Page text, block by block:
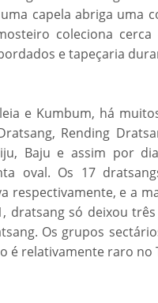
capela abriga uma
coleciona
e tapeçaria
e Kumbum, há
Rending
Baju e assim por
oval. Os 17
respectivamente, e a
dratsang só deixou
Os grupos
é relativamente raro no